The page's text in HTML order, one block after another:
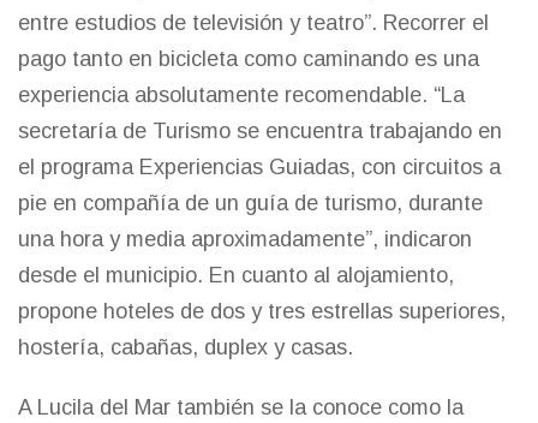
entre estudios de televisión y teatro”. Recorrer el
pago tanto en bicicleta como caminando es una
experiencia absolutamente recomendable. “La
secretaría de Turismo se encuentra trabajando en
el programa Experiencias Guiadas, con circuitos a
pie en compañía de un guía de turismo, durante
una hora y media aproximadamente”, indicaron
desde el municipio. En cuanto al alojamiento,
propone hoteles de dos y tres estrellas superiores,
hostería, cabañas, duplex y casas.
A Lucila del Mar también se la conoce como la